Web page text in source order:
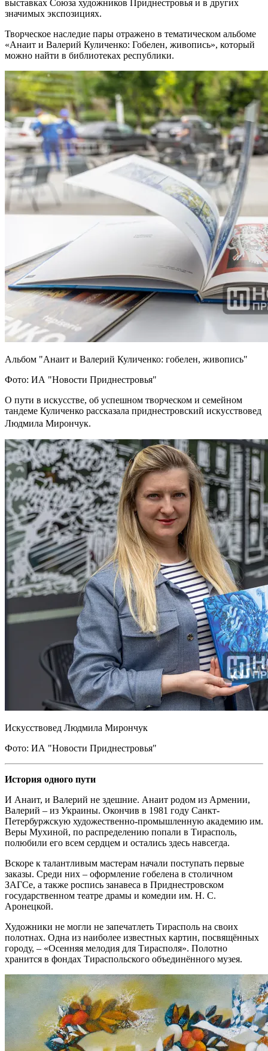
выставках Союза художников Приднестровья и в других
значимых экспозициях.
Творческое наследие пары отражено в тематическом альбоме
«Анаит и Валерий Куличенко: Гобелен, живопись», который
можно найти в библиотеках республики.
Альбом "Анаит и Валерий Куличенко: гобелен, живопись"
Фото: ИА "Новости Приднестровья"
О пути в искусстве, об успешном творческом и семейном
тандеме Куличенко рассказала приднестровский искусствовед
Людмила Мирончук.
Искусствовед Людмила Мирончук
Фото: ИА "Новости Приднестровья"
История одного пути
И Анаит, и Валерий не здешние. Анаит родом из Армении,
Валерий – из Украины. Окончив в 1981 году Санкт-
Петербуржскую художественно-промышленную академию им.
Веры Мухиной, по распределению попали в Тирасполь,
полюбили его всем сердцем и остались здесь навсегда.
Вскоре к талантливым мастерам начали поступать первые
заказы. Среди них – оформление гобелена в столичном
ЗАГСе, а также роспись занавеса в Приднестровском
государственном театре драмы и комедии им. Н. С.
Аронецкой.
Художники не могли не запечатлеть Тирасполь на своих
полотнах. Одна из наиболее известных картин, посвящённых
городу, – «Осенняя мелодия для Тирасполя». Полотно
хранится в фондах Тираспольского объединённого музея.